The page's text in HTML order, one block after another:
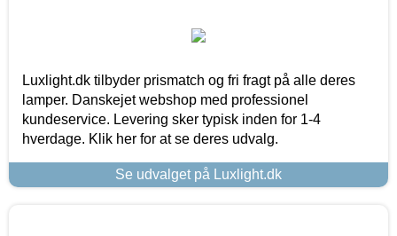
Luxlight.dk tilbyder prismatch og fri fragt på alle deres
lamper. Danskejet webshop med professionel
kundeservice. Levering sker typisk inden for 1-4
hverdage. Klik her for at se deres udvalg.
Se udvalget på Luxlight.dk